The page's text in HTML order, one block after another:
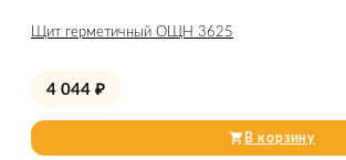
Щит герметичный ОЩН 3625
4 044 ₽
В корзину